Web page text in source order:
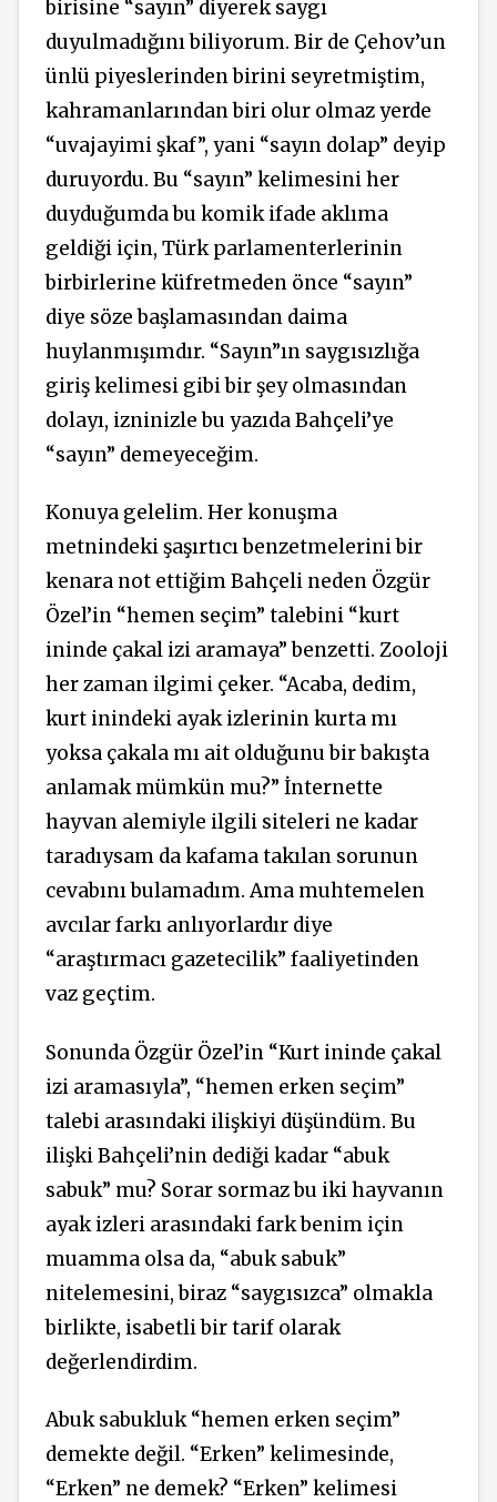
birisine “sayın” diyerek saygı
duyulmadığını biliyorum. Bir de Çehov’un
ünlü piyeslerinden birini seyretmiştim,
kahramanlarından biri olur olmaz yerde
“uvajayimi şkaf”, yani “sayın dolap” deyip
duruyordu. Bu “sayın” kelimesini her
duyduğumda bu komik ifade aklıma
geldiği için, Türk parlamenterlerinin
birbirlerine küfretmeden önce “sayın”
diye söze başlamasından daima
huylanmışımdır. “Sayın”ın saygısızlığa
giriş kelimesi gibi bir şey olmasından
dolayı, izninizle bu yazıda Bahçeli’ye
“sayın” demeyeceğim.
Konuya gelelim. Her konuşma
metnindeki şaşırtıcı benzetmelerini bir
kenara not ettiğim Bahçeli neden Özgür
Özel’in “hemen seçim” talebini “kurt
ininde çakal izi aramaya” benzetti. Zooloji
her zaman ilgimi çeker. “Acaba, dedim,
kurt inindeki ayak izlerinin kurta mı
yoksa çakala mı ait olduğunu bir bakışta
anlamak mümkün mu?” İnternette
hayvan alemiyle ilgili siteleri ne kadar
taradıysam da kafama takılan sorunun
cevabını bulamadım. Ama muhtemelen
avcılar farkı anlıyorlardır diye
“araştırmacı gazetecilik” faaliyetinden
vaz geçtim.
Sonunda Özgür Özel’in “Kurt ininde çakal
izi aramasıyla”, “hemen erken seçim”
talebi arasındaki ilişkiyi düşündüm. Bu
ilişki Bahçeli’nin dediği kadar “abuk
sabuk” mu? Sorar sormaz bu iki hayvanın
ayak izleri arasındaki fark benim için
muamma olsa da, “abuk sabuk”
nitelemesini, biraz “saygısızca” olmakla
birlikte, isabetli bir tarif olarak
değerlendirdim.
Abuk sabukluk “hemen erken seçim”
demekte değil. “Erken” kelimesinde,
“Erken” ne demek? “Erken” kelimesi